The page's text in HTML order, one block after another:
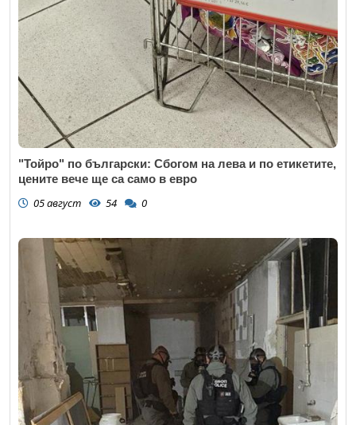
"Тойро" по български: Сбогом на лева и по етикетите,
цените вече ще са само в евро
05 август 54 0